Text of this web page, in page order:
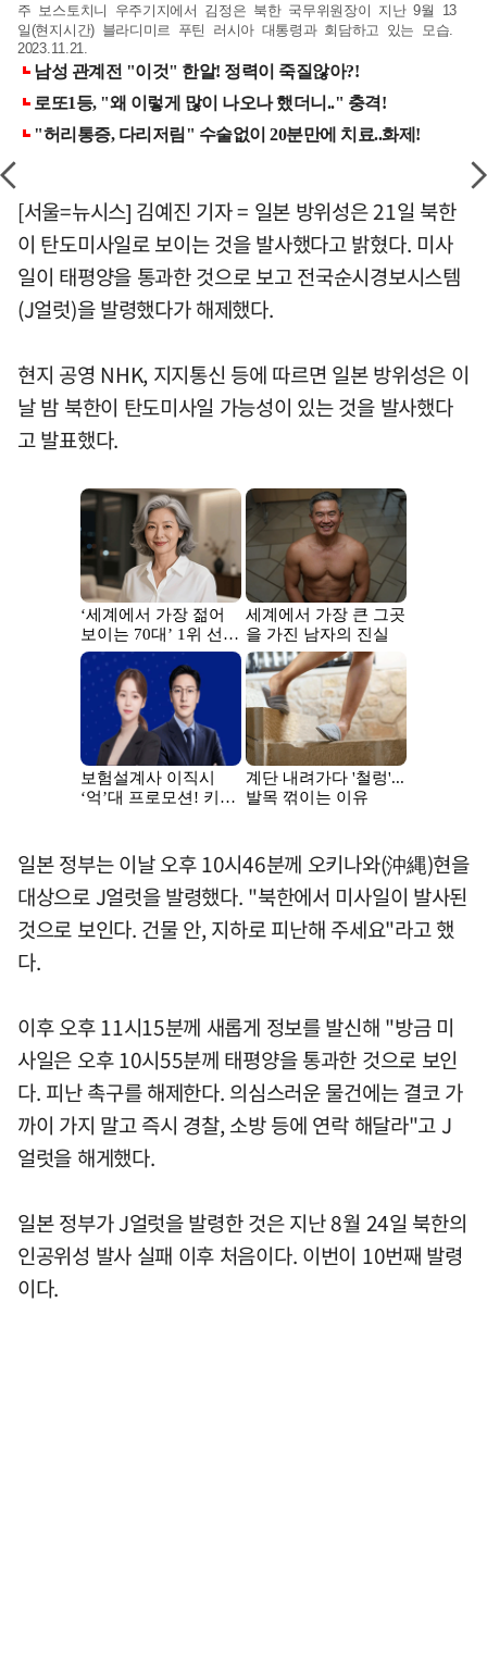
주 보스토치니 우주기지에서 김정은 북한 국무위원장이 지난 9월 13
일(현지시간) 블라디미르 푸틴 러시아 대통령과 회담하고 있는 모습.
2023.11.21.
[서울=뉴시스] 김예진 기자 = 일본 방위성은 21일 북한
이 탄도미사일로 보이는 것을 발사했다고 밝혔다. 미사
일이 태평양을 통과한 것으로 보고 전국순시경보시스템
(J얼럿)을 발령했다가 해제했다.
현지 공영 NHK, 지지통신 등에 따르면 일본 방위성은 이
날 밤 북한이 탄도미사일 가능성이 있는 것을 발사했다
고 발표했다.
일본 정부는 이날 오후 10시46분께 오키나와(沖縄)현을
대상으로 J얼럿을 발령했다. "북한에서 미사일이 발사된
것으로 보인다. 건물 안, 지하로 피난해 주세요"라고 했
다.
이후 오후 11시15분께 새롭게 정보를 발신해 "방금 미
사일은 오후 10시55분께 태평양을 통과한 것으로 보인
다. 피난 촉구를 해제한다. 의심스러운 물건에는 결코 가
까이 가지 말고 즉시 경찰, 소방 등에 연락 해달라"고 J
얼럿을 해게했다.
일본 정부가 J얼럿을 발령한 것은 지난 8월 24일 북한의
인공위성 발사 실패 이후 처음이다. 이번이 10번째 발령
이다.